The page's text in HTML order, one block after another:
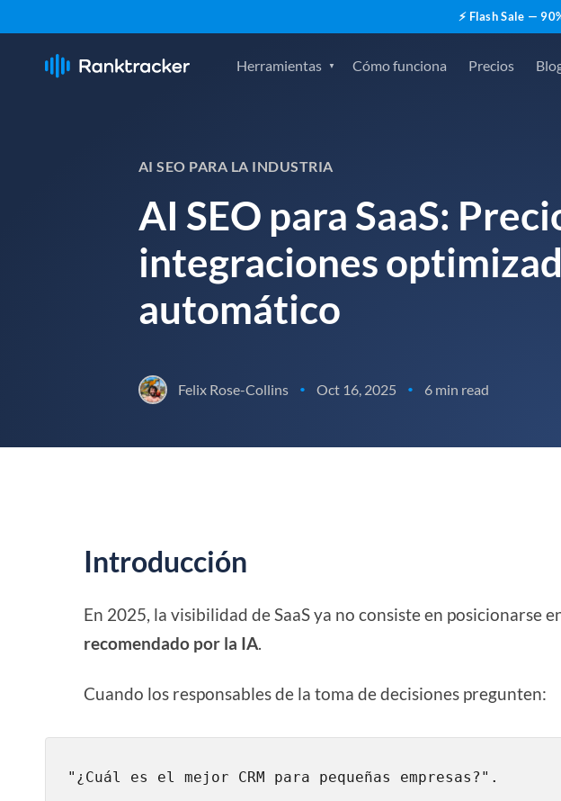
⚡ Flash Sale —
Herramientas Cómo funciona Precios
AI SEO PARA LA INDUSTRIA
AI SEO para SaaS:
integraciones
automático
Felix Rose-Collins • Oct 16, 2025 • 6 min read
Introducción
En 2025, la visibilidad de SaaS ya no consiste en posicionarse
recomendado por la IA.
Cuando los responsables de la toma de decisiones pregunten: